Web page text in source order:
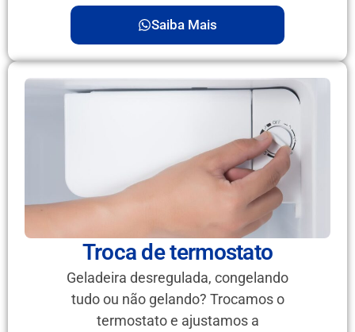
Saiba Mais
Troca de termostato
Geladeira desregulada, congelando
tudo ou não gelando? Trocamos o
termostato e ajustamos a